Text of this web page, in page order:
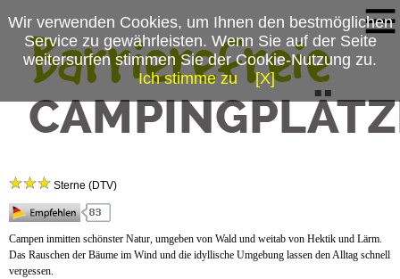
Campingplatzmenü
Preise & Prospekte
Anfahrt
Sterne (DTV)
Campen inmitten schönster Natur, umgeben von Wald und weitab von Hektik und Lärm.
Das Rauschen der Bäume im Wind und die idyllische Umgebung lassen den Alltag schnell
vergessen.
Wir verwenden Cookies, um Ihnen den bestmöglichen
Service zu gewährleisten. Wenn Sie auf der Seite
weitersurfen stimmen Sie der Cookie-Nutzung zu.
Ich stimme zu
[X]